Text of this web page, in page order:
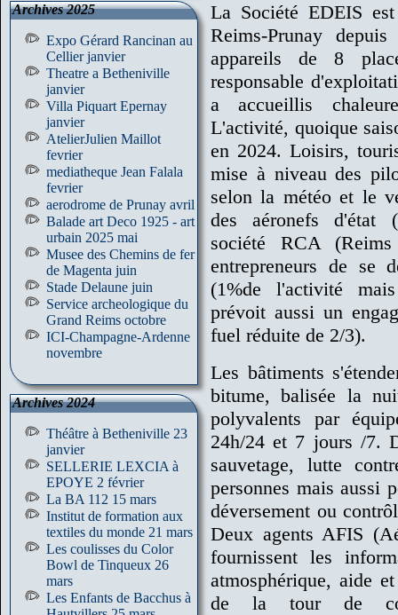
Archives 2025
Expo Gérard Rancinan au
Cellier janvier
Theatre a Betheniville
janvier
Villa Piquart Epernay
janvier
AtelierJulien Maillot
fevrier
mediatheque Jean Falala
fevrier
aerodrome de Prunay avril
Balade art Deco 1925 - art
urbain 2025 mai
Musee des Chemins de fer
de Magenta juin
Stade Delaune juin
Service archeologique du
Grand Reims octobre
ICI-Champagne-Ardenne
novembre
Archives 2024
Théâtre à Betheniville 23
janvier
SELLERIE LEXCIA à
EPOYE 2 février
La BA 112 15 mars
Institut de formation aux
textiles du monde 21 mars
Les coulisses du Color
Bowl de Tinqueux 26
mars
Les Enfants de Bacchus à
La Société EDEIS
Reims-Prunay
appareils de 8
responsable
a accueillis
L'activité, quoique
en 2024. Loisirs,
mise à niveau des
selon la météo et le
des aéronefs d'état
société RCA
entrepreneurs de se
(1%de l'activité
prévoit aussi un
fuel réduite de 2/3).
Les bâtiments
bitume, balisée la
polyvalents par
24h/24 et 7 jours /7.
sauvetage, lutte
personnes mais aussi
déversement ou
Deux agents AFIS
fournissent les
atmosphérique, aide
de la tour de